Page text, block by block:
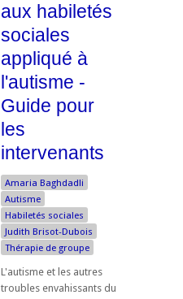
aux habiletés
sociales
appliqué à
l'autisme -
Guide pour
les
intervenants
Amaria Baghdadli
Autisme
Habiletés sociales
Judith Brisot-Dubois
Thérapie de groupe
L'autisme et les autres
troubles envahissants du